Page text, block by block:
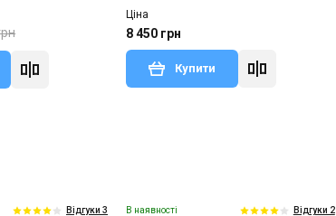
Ціна
8 450 грн
Купити
Відгуки 3 В наявності Відгуки 2